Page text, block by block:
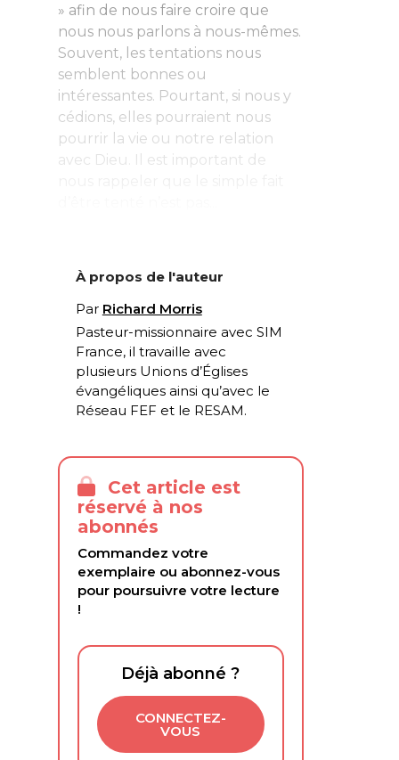
» afin de nous faire croire que
nous nous parlons à nous-mêmes.
Souvent, les tentations nous
semblent bonnes ou
intéressantes. Pourtant, si nous y
cédions, elles pourraient nous
pourrir la vie ou notre relation
avec Dieu. Il est important de
À propos de l'auteur
Par Richard Morris
Pasteur-missionnaire avec SIM
France, il travaille avec
plusieurs Unions d’Églises
évangéliques ainsi qu’avec le
Réseau FEF et le RESAM.
Cet article est
réservé à nos
abonnés
Commandez votre
exemplaire ou abonnez-vous
pour poursuivre votre lecture
!
Déjà abonné ?
CONNECTEZ-
VOUS